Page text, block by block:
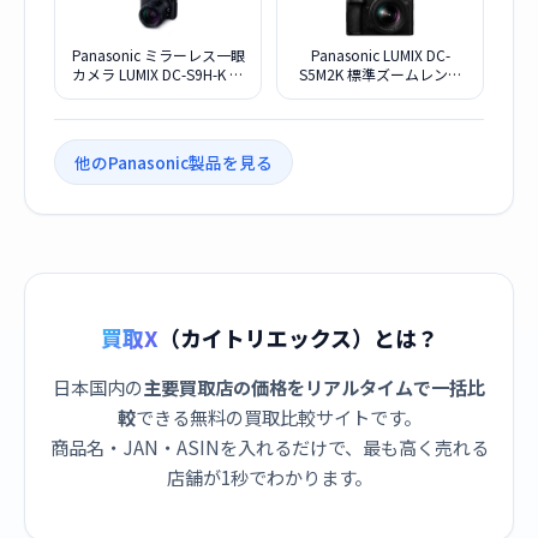
Panasonic ミラーレス一眼
カメラ LUMIX DC-S9H-K 高
Panasonic LUMIX DC-
S5M2K 標準ズームレンズ
他のPanasonic製品を見る
買取X （カイトリエックス）とは？
日本国内の主要買取店の価格をリアルタイムで一括比
較できる無料の買取比較サイトです。
商品名・JAN・ASINを入れるだけで、最も高く売れる
店舗が1秒でわかります。